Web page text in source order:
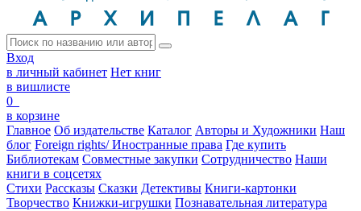
Вход
в личный кабинет Нет книг
в вишлисте
0
в корзине
Главное Об издательстве Каталог Авторы и Художники Наш
блог Foreign rights/ Иностранные права Где купить
Библиотекам Совместные закупки Сотрудничество Наши
книги в соцсетях
Стихи Рассказы Сказки Детективы Книги-картонки
Творчество Книжки-игрушки Познавательная литература